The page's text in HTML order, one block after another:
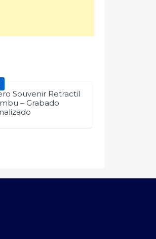
Souvenir Retractil
– Grabado